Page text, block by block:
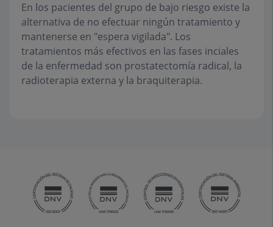
En los pacientes del grupo de bajo riesgo existe la
alternativa de no efectuar ningún tratamiento y
mantenerse en "espera vigilada". Los
tratamientos más efectivos en las fases inciales
de la enfermedad son prostatectomía radical, la
radioterapia externa y la braquiterapia.